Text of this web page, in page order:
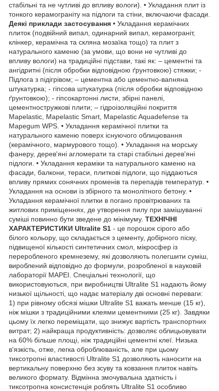
стабільні та не чутливі до впливу вологи). • Укладання плит із
тонкого керамограніту на підлоги та стіни, включаючи фасади.
Деякі приклади застосування • Укладання керамічних
плиток (подвійний випал, одинарний випал, керамограніт,
клінкер, керамічна та скляна мозаїка тощо) та плит з
натурального каменю (за умови, що вони не чутливі до
впливу вологи) на традиційні підстави, такі як: – цементні та
ангідритні (після обробки відповідною ґрунтовкою) стяжки; -
Підлога з підігрівом; – цементна або цементно-вапняна
штукатурка; - гіпсова штукатурка (після обробки відповідною
ґрунтовкою); - гіпсокартонні листи, збірні панелі,
цементностружкові плити; – гідроізоляційні покриття
Mapelastic, Mapelastic Smart, Mapelastic Aquadefense та
Mapegum WPS. • Укладання керамічної плитки та
натурального каменю поверх існуючого облицювання
(керамічного, мармурового тощо). • Укладання на морську
фанеру, дерев'яні агломерати та старі стабільні дерев'яні
підлоги. • Укладання кераміки та натурального каменю на
фасади, балкони, тераси, плиткові підлоги, що піддаються
впливу прямих сонячних променів та перепадів температур. •
Укладання на основи із збірного та монолітного бетону. •
Укладання керамічної плитки в погано провітрюваних та
житлових приміщеннях, де утворення пилу при замішуванні
суміші повинно бути зведене до мінімуму. ТЕХНІЧНІ
ХАРАКТЕРИСТИКИ Ultralite S1 - це порошок сірого або
білого кольору, що складається з цементу, добірного піску,
підвищеної кількості синтетичних смол, мікросфер із
переробленого кремнезему, які дозволяють полегшити суміш,
вироблений відповідно до формули, розробленої в науковій
лабораторії MAPEI. Спеціальні технології, що
використовуються, при виробництві Ultralite S1 надають йому
низької щільності, що надає матеріалу дві основні переваги: ​​
1) при рівному обсязі мішки Ultralite S1 важать менше (15 кг),
ніж мішки з традиційними клеями цементними (25 кг). Завдяки
цьому їх легко переміщати, що знижує вартість транспортних
витрат; 2) найкраща продуктивність: дозволяє облицьовувати
на 60% більше площі, ніж традиційні цементні клеї. Низька
в'язкість, отже, легка оброблюваність, але при цьому
тиксотропні властивості Ultralite S1 дозволяють наносити на
вертикальну поверхню без зсуву та ковзання плиток навіть
великого формату. Відмінна змочувальна здатність і
тиксотропна консистенція роблять Ultralite S1 особливо